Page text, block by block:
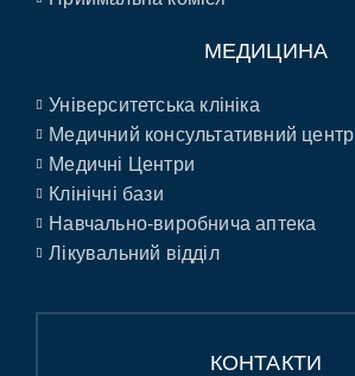
МЕДИЦИНА
Університетська клініка
Медичний консультативний центр
Медичні Центри
Клінічні бази
Навчально-виробнича аптека
Лікувальний відділ
КОНТАКТИ